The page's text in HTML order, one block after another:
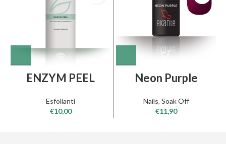
ENZYM PEEL
Esfolianti
€10,00
Neon Purple
Nails, Soak Off
€11,90